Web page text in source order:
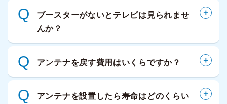
Q
ブースターがないとテレビは見られませ
んか？
Q アンテナを戻す費用はいくらですか？
Q
アンテナを設置したら寿命はどのくらい